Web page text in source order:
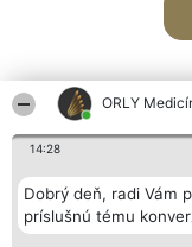
ORLY
14:28
Dobrý deň, radi Vám
príslušnú tému
Organizátor hodnotenia
Bright Side Solutions sp. z o.
o. sp. k.